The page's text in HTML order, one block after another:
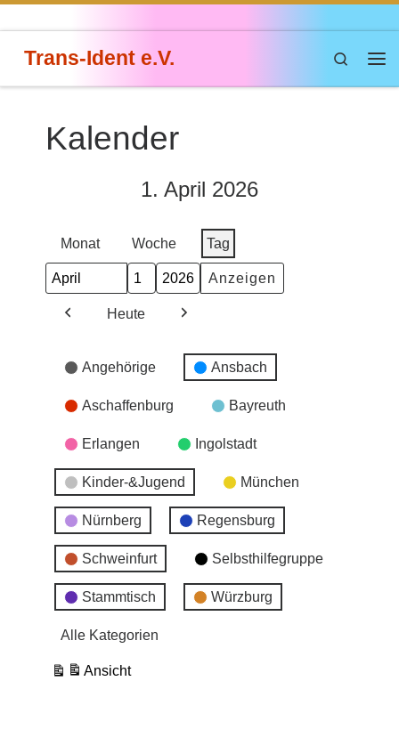
Trans-Ident e.V.
Search
Kalender
1. April 2026
Monat Woche Tag
Monat
Tag
Jahr
Heute
Veranstaltungskategorien
Angehörige Ansbach
Aschaffenburg Bayreuth
Erlangen Ingolstadt
Kinder-&Jugend München
Nürnberg Regensburg
Schweinfurt Selbsthilfegruppe
Stammtisch Würzburg
Alle Kategorien
Ansicht
ausdrucken